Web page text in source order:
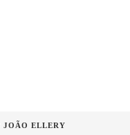
JOÃO ELLERY